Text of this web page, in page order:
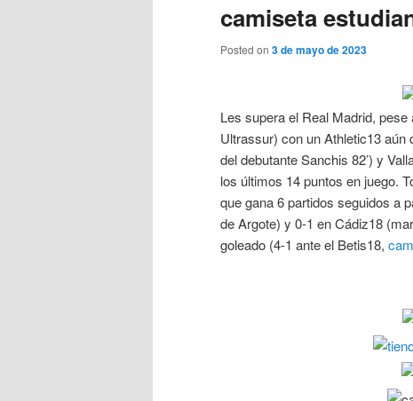
camiseta
Posted on 3 de mayo de 2023
Les supera el Real Madrid,
Ultrassur) con un Athletic13
del debutante Sanchis 82’) y
los últimos 14 puntos en juego.
que gana 6 partidos seguidos a
de Argote) y 0-1 en Cádiz18
goleado (4-1 ante el Betis18,